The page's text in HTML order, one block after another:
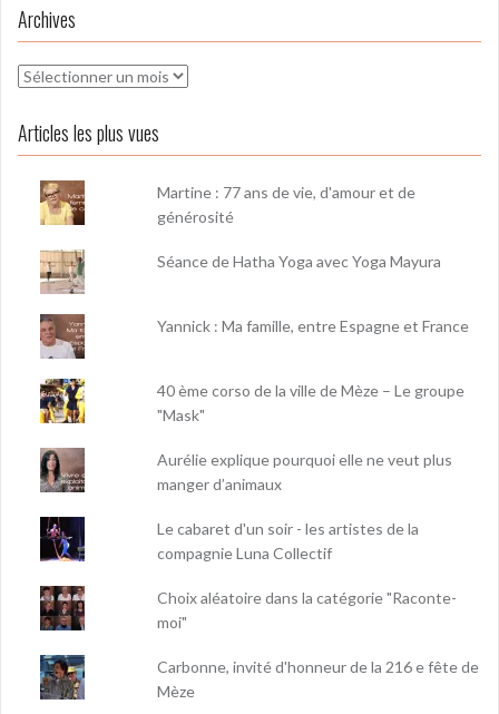
Archives
Archives
Articles les plus vues
Martine : 77 ans de vie, d'amour et de
générosité
Séance de Hatha Yoga avec Yoga Mayura
Yannick : Ma famille, entre Espagne et France
40 ème corso de la ville de Mèze – Le groupe
"Mask"
Aurélie explique pourquoi elle ne veut plus
manger d’animaux
Le cabaret d'un soir - les artistes de la
compagnie Luna Collectif
Choix aléatoire dans la catégorie "Raconte-
moi"
Carbonne, invité d'honneur de la 216 e fête de
Mèze